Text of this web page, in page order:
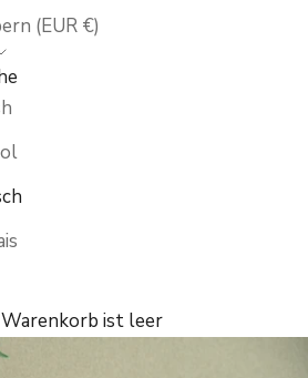
(EUR €)
ist leer